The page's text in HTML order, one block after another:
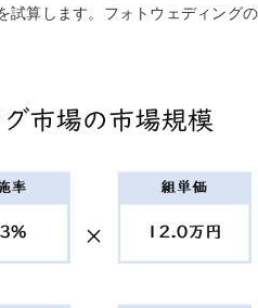
算します。フォトウェディング